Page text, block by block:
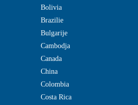
Bolivia
Brazilie
Bulgarije
Cambodja
Canada
China
Colombia
Costa Rica